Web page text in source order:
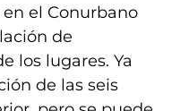
el Conurbano
de
los lugares. Ya
de las seis